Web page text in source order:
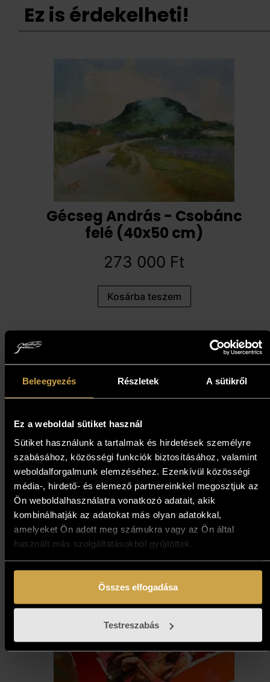
Beleegyezés Részletek A sütikről
Ez a weboldal sütiket használ
Sütiket használunk a tartalmak és hirdetések személyre
szabásához, közösségi funkciók biztosításához, valamint
weboldalforgalmunk elemzéséhez. Ezenkívül közösségi
média-, hirdető- és elemező partnereinkkel megosztjuk az
Ön weboldalhasználatra vonatkozó adatait, akik
kombinálhatják az adatokat más olyan adatokkal,
amelyeket Ön adott meg számukra vagy az Ön által
használt más szolgáltatásokból gyűjtöttek.
Összes elfogadása
Testreszabás
Ez is érdekelheti!
Gécseg András - Csobánc
felé (40x50 cm)
273 000 Ft
Kosárba teszem
Papp Gábor - Az öreg híd
(50x70 cm)
593 000Ft